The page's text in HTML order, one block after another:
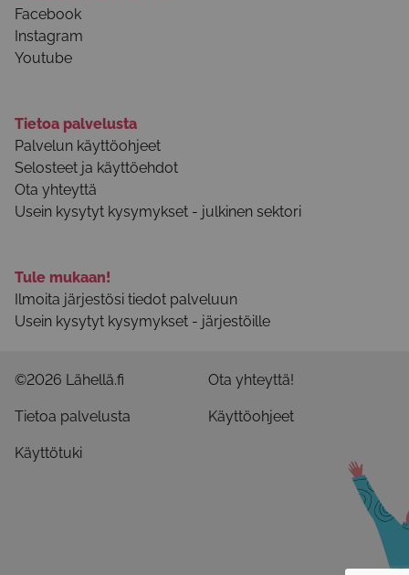
Facebook
Instagram
Youtube
Tietoa palvelusta
Palvelun käyttöohjeet
Selosteet ja käyttöehdot
Ota yhteyttä
Usein kysytyt kysymykset - julkinen sektori
Tule mukaan!
Ilmoita järjestösi tiedot palveluun
Usein kysytyt kysymykset - järjestöille
©2026 Lähellä.fi Ota yhteyttä!
Tietoa palvelusta Käyttöohjeet
Käyttötuki